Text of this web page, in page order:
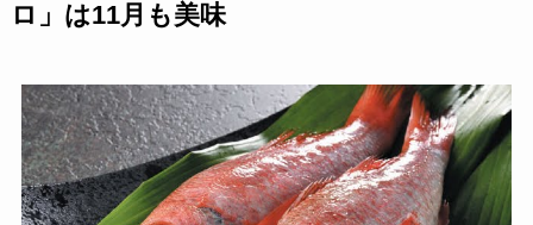
ロ」は11月も美味